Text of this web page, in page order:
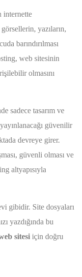
internette
yazıların,
barındırılması
web sitesinin
olmasını
sadece tasarım ve
güvenilir
devreye girer.
güvenli olması ve
altyapısıyla
gibidir. Site dosyaları
yazdığında bu
sitesi için doğru